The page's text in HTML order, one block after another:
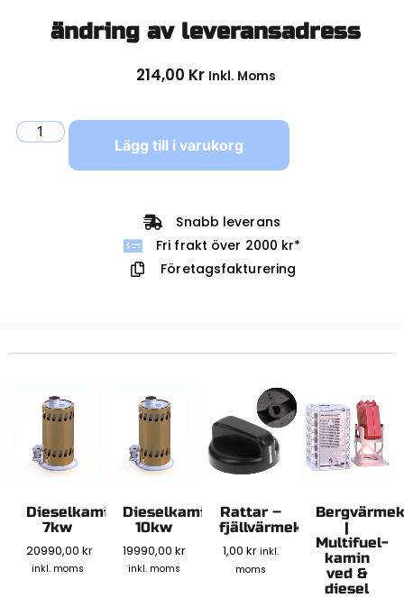
ändring av leveransadress
214,00 Kr Inkl. Moms
Lägg till i varukorg
Snabb leverans
Fri frakt över 2000 kr*
Företagsfakturering
Dieselkamin
7kw
20990,00kr
inkl. moms
Dieselkamin
10kw
19990,00kr
inkl. moms
Rattar –
fjällvärmekaminen
1,00 kr inkl.
moms
|
Multifuel-
kamin
ved &
diesel